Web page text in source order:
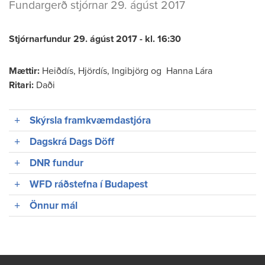
Fundargerð stjórnar 29. ágúst 2017
Stjórnarfundur 29. ágúst 2017 - kl. 16:30
Mættir: Heiðdís, Hjördís, Ingibjörg og Hanna Lára
Ritari: Daði
Skýrsla framkvæmdastjóra
Dagskrá Dags Döff
DNR fundur
WFD ráðstefna í Budapest
Önnur mál